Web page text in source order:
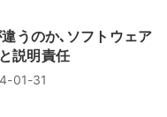
うのか､ソフトウェア
説明責任
01-31